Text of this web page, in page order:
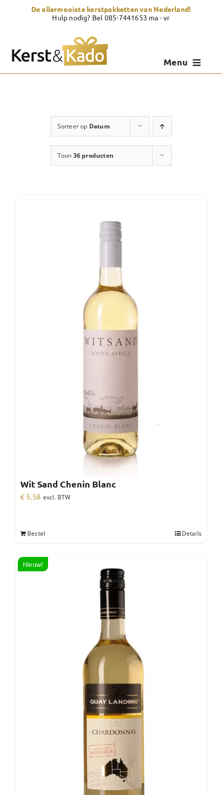
De allermooiste kerstpakketten van Nederland!
Hulp nodig? Bel 085-7441653 ma - vr
Menu
Zelf samenstellen
Sorteer op Datum
Toon 36 producten
Wit Sand Chenin Blanc
€ 5,58 excl. BTW
Bestel Details
Nieuw!